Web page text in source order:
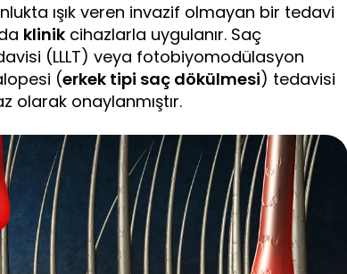
ışık veren invazif olmayan bir tedavi
klinik cihazlarla uygulanır. Saç
(LLLT) veya fotobiyomodülasyon
(erkek tipi saç dökülmesi) tedavisi
olarak onaylanmıştır.